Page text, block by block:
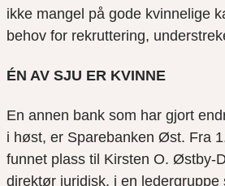
ikke mangel på gode kvinnelige
behov for rekruttering,
ÉN AV SJU ER KVINNE
En annen bank som har gjort
i høst, er Sparebanken Øst. Fra
funnet plass til Kirsten O. Østby-
direktør juridisk, i en ledergruppe